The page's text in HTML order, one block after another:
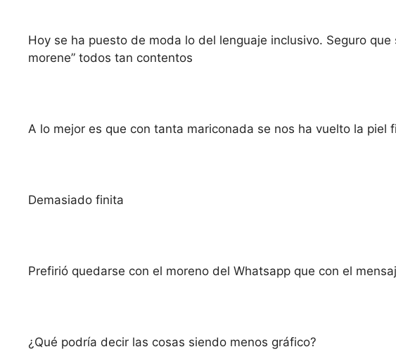
Hoy se ha puesto de moda lo del lenguaje inclusivo. Seguro
morene” todos tan contentos
A lo mejor es que con tanta mariconada se nos ha vuelto la piel
Demasiado finita
Prefirió quedarse con el moreno del Whatsapp que con el
¿Qué podría decir las cosas siendo menos gráfico?